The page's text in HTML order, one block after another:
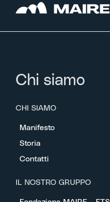
Chi siamo
CHI SIAMO
Manifesto
Storia
Contatti
IL NOSTRO GRUPPO